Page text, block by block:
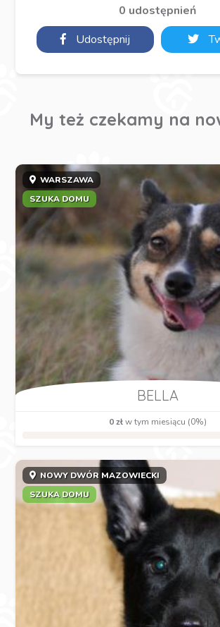
0 udostępnień
Udostępnij
My też czekamy na
WARSZAWA
SZUKA DOMU
BELLA
0 złw tym miesiącu (0%)
NOWY DWÓR MAZOWIECKI
SZUKA DOMU